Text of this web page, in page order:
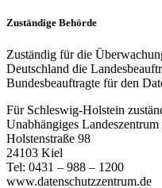
Zuständige Behörde
Zuständig für die
Deutschland die
Bundesbeauftragte für den
Für Schleswig-Holstein
Unabhängiges
Holstenstraße 98
24103 Kiel
Tel: 0431 – 988 – 1200
www.datenschutzzentrum.de